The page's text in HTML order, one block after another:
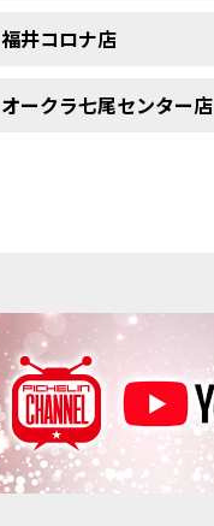
福井コロナ店
オークラ七尾センター店